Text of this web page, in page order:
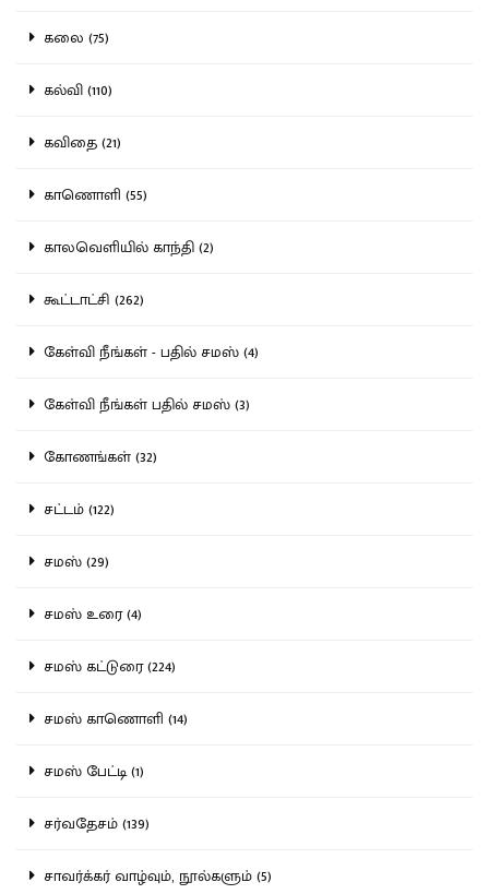
கலை (75)
கல்வி (110)
கவிதை (21)
காணொளி (55)
காலவெளியில் காந்தி (2)
கூட்டாட்சி (262)
கேள்வி நீங்கள் - பதில் சமஸ் (4)
கேள்வி நீங்கள் பதில் சமஸ் (3)
கோணங்கள் (32)
சட்டம் (122)
சமஸ் (29)
சமஸ் உரை (4)
சமஸ் கட்டுரை (224)
சமஸ் காணொளி (14)
சமஸ் பேட்டி (1)
சர்வதேசம் (139)
சாவர்க்கர் வாழ்வும், நூல்களும் (5)